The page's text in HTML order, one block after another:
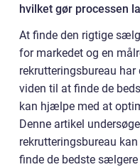
hvilket gør processen
At finde den rigtige
for markedet og en
rekrutteringsbureau har
viden til at finde de
kan hjælpe med at
Denne artikel
rekrutteringsbureau
finde de bedste